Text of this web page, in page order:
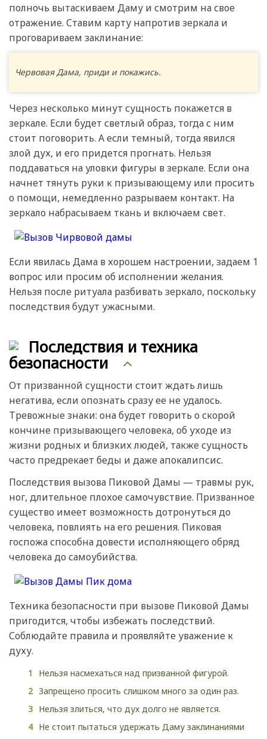
полночь вытаскиваем Даму и смотрим на свое
отражение. Ставим карту напротив зеркала и
проговариваем заклинание:
Червовая Дама, приди и покажись.
Через несколько минут сущность покажется в
зеркале. Если будет светлый образ, тогда с ним
стоит поговорить. А если темный, тогда явился
злой дух, и его придется прогнать. Нельзя
поддаваться на уловки фигуры в зеркале. Если она
начнет тянуть руки к призывающему или просить
о помощи, немедленно разрываем контакт. На
зеркало набрасываем ткань и включаем свет.
Если явилась Дама в хорошем настроении, задаем 1
вопрос или просим об исполнении желания.
Нельзя после ритуала разбивать зеркало, поскольку
последствия будут ужасными.
Последствия и техника
безопасности
От призванной сущности стоит ждать лишь
негатива, если опознать сразу ее не удалось.
Тревожные знаки: она будет говорить о скорой
кончине призывающего человека, об уходе из
жизни родных и близких людей, также сущность
часто предрекает беды и даже апокалипсис.
Последствия вызова Пиковой Дамы — травмы рук,
ног, длительное плохое самочувствие. Призванное
существо имеет возможность дотронуться до
человека, повлиять на его решения. Пиковая
госпожа способна довести исполняющего обряд
человека до самоубийства.
Техника безопасности при вызове Пиковой Дамы
пригодится, чтобы избежать последствий.
Соблюдайте правила и проявляйте уважение к
духу.
Нельзя насмехаться над призванной фигурой.
Запрещено просить слишком много за один раз.
Нельзя злиться, что дух долго не является.
Не стоит пытаться удержать Даму заклинаниями